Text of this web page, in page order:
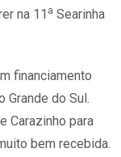
na 11 a Searinha
financiamento
Grande do Sul.
Carazinho para
bem recebida.